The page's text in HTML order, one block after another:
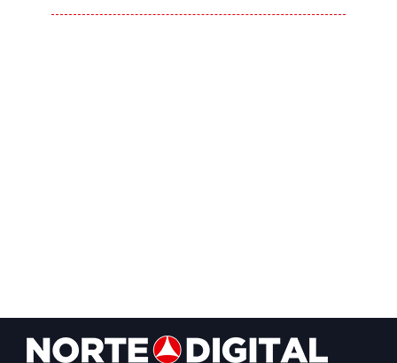
Footer